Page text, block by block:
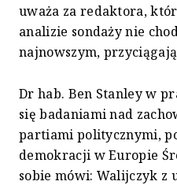
uważa za redaktora,
analizie sondaży nie
najnowszym,
Dr hab. Ben Stanley w
się badaniami nad
partiami politycznymi,
demokracji w Europie
sobie mówi: Walijczyk z